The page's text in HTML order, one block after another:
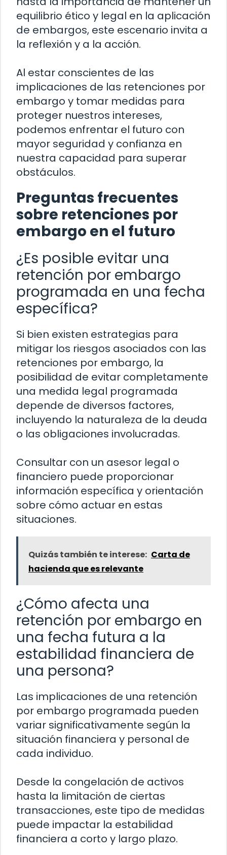
equilibrio ético y legal en la aplicación
de embargos, este escenario invita a
la reflexión y a la acción.
Al estar conscientes de las
implicaciones de las retenciones por
embargo y tomar medidas para
proteger nuestros intereses,
podemos enfrentar el futuro con
mayor seguridad y confianza en
nuestra capacidad para superar
obstáculos.
Preguntas frecuentes
sobre retenciones por
embargo en el futuro
¿Es posible evitar una
retención por embargo
programada en una fecha
específica?
Si bien existen estrategias para
mitigar los riesgos asociados con las
retenciones por embargo, la
posibilidad de evitar completamente
una medida legal programada
depende de diversos factores,
incluyendo la naturaleza de la deuda
o las obligaciones involucradas.
Consultar con un asesor legal o
financiero puede proporcionar
información específica y orientación
sobre cómo actuar en estas
situaciones.
Quizás también te interese: Carta de
hacienda que es relevante
¿Cómo afecta una
retención por embargo en
una fecha futura a la
estabilidad financiera de
una persona?
Las implicaciones de una retención
por embargo programada pueden
variar significativamente según la
situación financiera y personal de
cada individuo.
Desde la congelación de activos
hasta la limitación de ciertas
transacciones, este tipo de medidas
puede impactar la estabilidad
financiera a corto y largo plazo.